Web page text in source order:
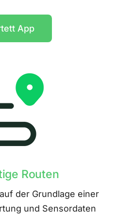
App
Routen
der Grundlage einer
und Sensordaten